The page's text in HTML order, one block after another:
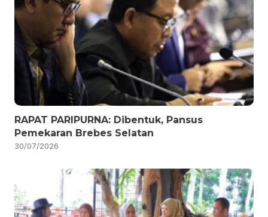
RAPAT PARIPURNA: Dibentuk, Pansus
Pemekaran Brebes Selatan
30/07/2026